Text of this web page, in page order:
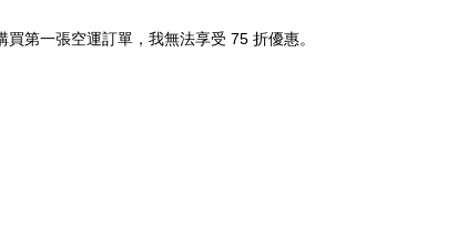
第一張空運訂單，我無法享受 75 折優惠。